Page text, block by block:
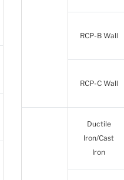
RCP-B Wall
RCP-C Wall
Ductile
Iron/Cast
Iron